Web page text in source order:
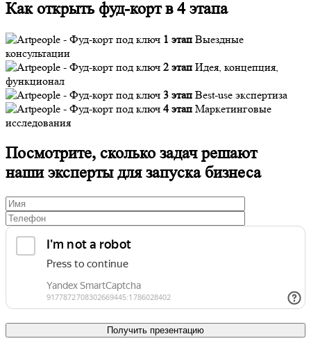
Как открыть фуд-корт в 4 этапа
1 этап Выездные
консультации
2 этап Идея, концепция,
функционал
3 этап Best-use экспертиза
4 этап Маркетинговые
исследования
Посмотрите, сколько задач решают
наши эксперты для запуска бизнеса
Получить презентацию